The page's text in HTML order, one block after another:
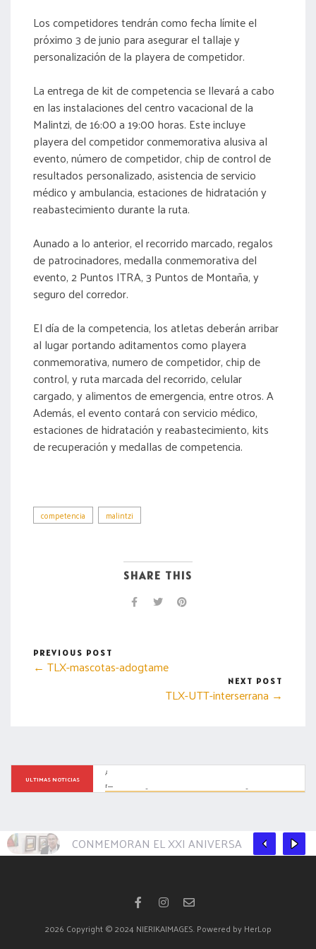
Los competidores tendrán como fecha límite el
próximo 3 de junio para asegurar el tallaje y
personalización de la playera de competidor.
La entrega de kit de competencia se llevará a cabo
en las instalaciones del centro vacacional de la
Malintzi, de 16:00 a 19:00 horas. Este incluye
playera del competidor conmemorativa alusiva al
evento, número de competidor, chip de control de
resultados personalizado, asistencia de servicio
médico y ambulancia, estaciones de hidratación y
reabastecimiento durante la ruta.
Aunado a lo anterior, el recorrido marcado, regalos
de patrocinadores, medalla conmemorativa del
evento, 2 Puntos ITRA, 3 Puntos de Montaña, y
seguro del corredor.
El día de la competencia, los atletas deberán arribar
al lugar portando aditamentos como playera
conmemorativa, numero de competidor, chip de
control, y ruta marcada del recorrido, celular
cargado, y alimentos de emergencia, entre otros. A
Además, el evento contará con servicio médico,
estaciones de hidratación y reabastecimiento, kits
de recuperación y medallas de competencia.
competencia malintzi
SHARE THIS
PREVIOUS POST
← TLX-mascotas-adogtame
NEXT POST
TLX-UTT-interserrana →
ULTIMAS NOTICIAS
Ana Lilia Rivera, la aspirante mejor posicionada de Morena
rumbo a las gubernaturas de 2027: Emotegia.
CONMEMORAN EL XXI ANIVERSARIO DEL
2026 Copyright © 2024 NIERIKAIMAGES. Powered by HerLop